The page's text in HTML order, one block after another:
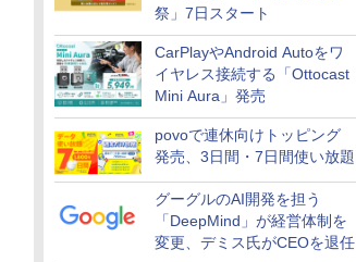
祭」7日スタート
CarPlayやAndroid Autoをワ
イヤレス接続する「Ottocast
Mini Aura」発売
povoで連休向けトッピング
発売、3日間・7日間使い放題
グーグルのAI開発を担う
「DeepMind」が経営体制を
変更、デミス氏がCEOを退任